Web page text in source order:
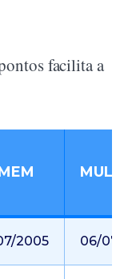
facilita a
2005 06/07/